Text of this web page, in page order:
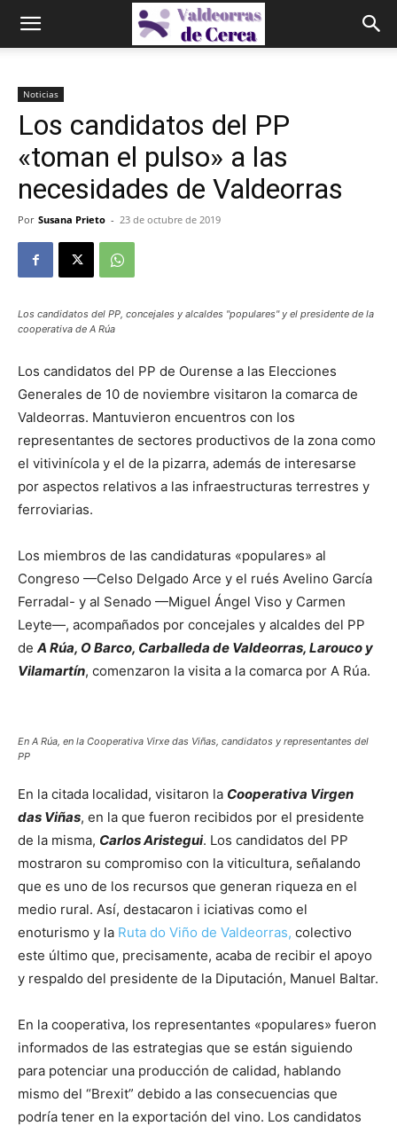
Noticias
Los candidatos del PP
«toman el pulso» a las
necesidades de Valdeorras
Por Susana Prieto - 23 de octubre de 2019
Los candidatos del PP, concejales y alcaldes "populares" y el presidente de la
cooperativa de A Rúa
Los candidatos del PP de Ourense a las Elecciones
Generales de 10 de noviembre visitaron la comarca de
Valdeorras. Mantuvieron encuentros con los
representantes de sectores productivos de la zona como
el vitivinícola y el de la pizarra, además de interesarse
por aspectos relativos a las infraestructuras terrestres y
ferroviarias.
Los miembros de las candidaturas «populares» al
Congreso —Celso Delgado Arce y el rués Avelino García
Ferradal- y al Senado —Miguel Ángel Viso y Carmen
Leyte—, acompañados por concejales y alcaldes del PP
de A Rúa, O Barco, Carballeda de Valdeorras, Larouco y
Vilamartín, comenzaron la visita a la comarca por A Rúa.
En A Rúa, en la Cooperativa Virxe das Viñas, candidatos y representantes del
PP
En la citada localidad, visitaron la Cooperativa Virgen
das Viñas, en la que fueron recibidos por el presidente
de la misma, Carlos Aristegui. Los candidatos del PP
mostraron su compromiso con la viticultura, señalando
que es uno de los recursos que generan riqueza en el
medio rural. Así, destacaron i iciativas como el
enoturismo y la Ruta do Viño de Valdeorras, colectivo
este último que, precisamente, acaba de recibir el apoyo
y respaldo del presidente de la Diputación, Manuel Baltar.
En la cooperativa, los representantes «populares» fueron
informados de las estrategias que se están siguiendo
para potenciar una producción de calidad, hablando
mismo del “Brexit” debido a las consecuencias que
podría tener en la exportación del vino. Los candidatos